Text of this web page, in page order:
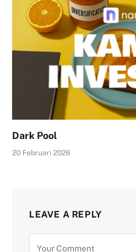
Dark Pool
20 Februari 2026
LEAVE A REPLY